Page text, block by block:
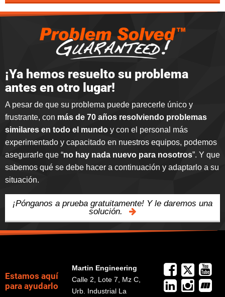
¡Ya hemos resuelto su problema
antes en otro lugar!
A pesar de que su problema puede parecerle único y
frustrante, con más de 70 años resolviendo problemas
similares en todo el mundo y con el personal más
experimentado y capacitado en nuestros equipos, podemos
asegurarle que “no hay nada nuevo para nosotros”. Y que
sabemos qué se debe hacer a continuación y adaptarlo a su
situación.
¡Pónganos a prueba gratuitamente! Y le daremos una
solución.
Estamos aquí
para ayudarlo
Martin Engineering
Calle 2, Lote 7, Mz C,
Urb. Industrial La